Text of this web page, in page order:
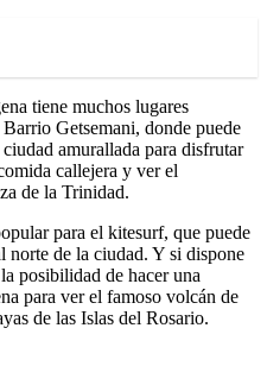
tiene muchos lugares
Getsemani, donde puede
amurallada para disfrutar
callejera y ver el
de la Trinidad.
para el kitesurf, que puede
norte de la ciudad. Y si dispone
posibilidad de hacer una
para ver el famoso volcán de
de las Islas del Rosario.